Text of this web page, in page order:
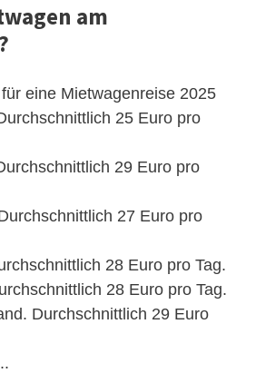
am
eine Mietwagenreise 2025
25 Euro pro
29 Euro pro
27 Euro pro
28 Euro pro Tag.
28 Euro pro Tag.
Durchschnittlich 29 Euro